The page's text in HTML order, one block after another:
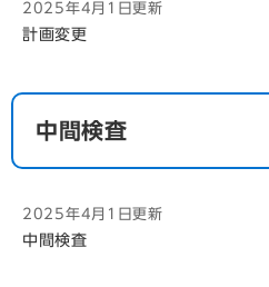
2025年4月1日更新
計画変更
中間検査
2025年4月1日更新
中間検査